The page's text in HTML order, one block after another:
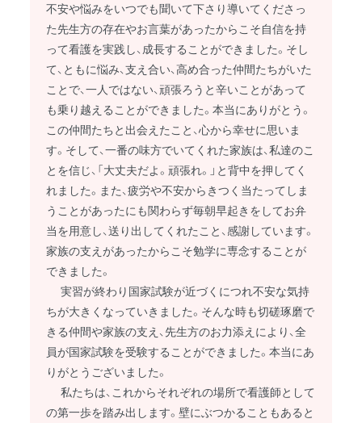
不安や悩みをいつでも聞いて下さり導いてくださっ
た先生方の存在やお言葉があったからこそ自信を持
って看護を実践し、成長することができました。そし
て、ともに悩み、支え合い、高め合った仲間たちがいた
ことで、一人ではない、頑張ろうと辛いことがあって
も乗り越えることができました。本当にありがとう。
この仲間たちと出会えたこと、心から幸せに思いま
す。そして、一番の味方でいてくれた家族は、私達のこ
とを信じ、「大丈夫だよ。頑張れ。」と背中を押してく
れました。また、疲労や不安からきつく当たってしま
うことがあったにも関わらず毎朝早起きをしてお弁
当を用意し、送り出してくれたこと、感謝しています。
家族の支えがあったからこそ勉学に専念することが
できました。
実習が終わり国家試験が近づくにつれ不安な気持
ちが大きくなっていきました。そんな時も切磋琢磨で
きる仲間や家族の支え、先生方のお力添えにより、全
員が国家試験を受験することができました。本当にあ
りがとうございました。
私たちは、これからそれぞれの場所で看護師として
の第一歩を踏み出します。壁にぶつかることもあると